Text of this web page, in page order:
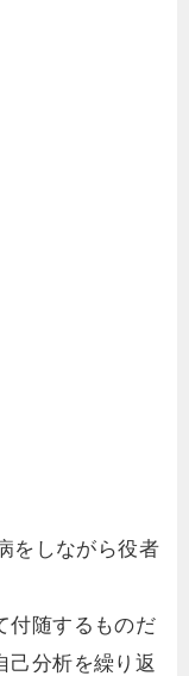
をしながら役者
付随するものだ
己分析を繰り返